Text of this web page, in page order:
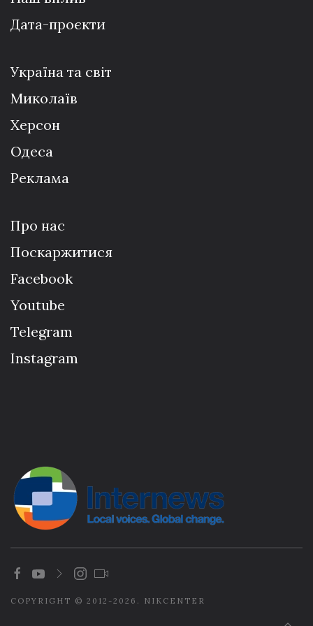
Дата-проєкти
Україна та світ
Миколаїв
Херсон
Одеса
Реклама
Про нас
Поскаржитися
Facebook
Youtube
Telegram
Instagram
COPYRIGHT © 2012-2026. NIKCENTER